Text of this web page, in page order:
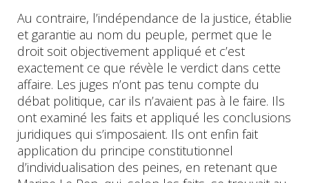
Au contraire, l’indépendance de la justice, établie
et garantie au nom du peuple, permet que le
droit soit objectivement appliqué et c’est
exactement ce que révèle le verdict dans cette
affaire. Les juges n’ont pas tenu compte du
débat politique, car ils n’avaient pas à le faire. Ils
ont examiné les faits et appliqué les conclusions
juridiques qui s’imposaient. Ils ont enfin fait
application du principe constitutionnel
d’individualisation des peines, en retenant que